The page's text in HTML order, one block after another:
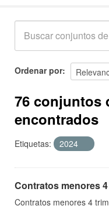
Acerca de
Ordenar por
76 conjuntos
encontrados
Etiquetas: 2024
Contratos menores
Contratos menores 4